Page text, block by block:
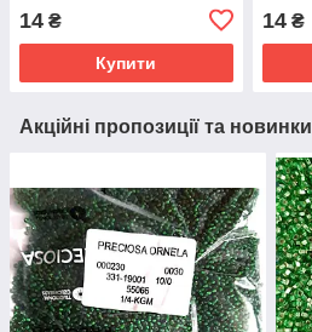
14 ₴
Купити
14₴
Акційні пропозиції та новинки